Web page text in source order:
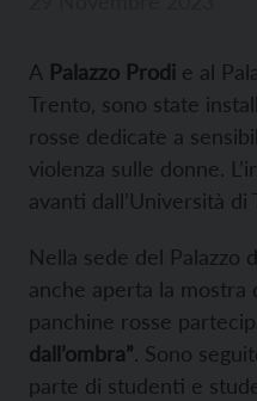
A Palazzo Prodi e al
Trento, sono state
rosse dedicate a
violenza sulle donne.
avanti dall’Università di
Nella sede del Palazzo
anche aperta la mostra
panchine rosse
dall’ombra”. Sono
parte di studenti e